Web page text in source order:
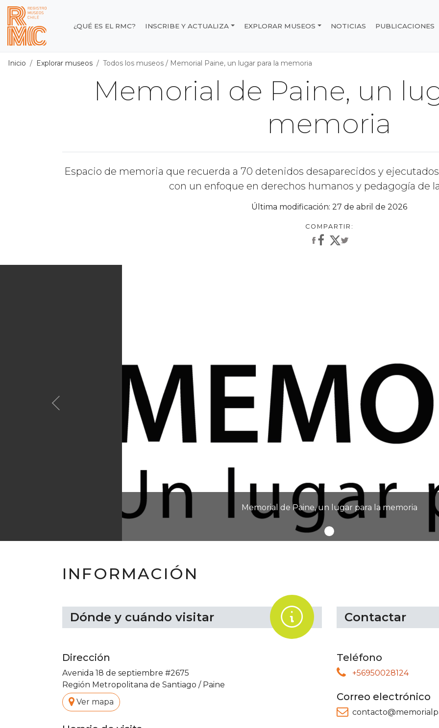
Contenido principal
Registro de Museos de Chile
¿QUÉ ES EL RMC? INSCRIBE Y ACTUALIZA EXPLORAR MUSEOS NOTICIAS PUBLICACIONES
Inicio Explorar museos Todos los museos / Memorial Paine, un lugar para la memoria
Memorial de Paine, un
memoria
Espacio de memoria que recuerda a 70 detenidos desaparecidos y
con un enfoque en derechos humanos y pedagogía de
Última modificación: 27 de abril de 2026
Memorial de Paine, un lugar para la memoria
Anterior
INFORMACIÓN
Dónde y cuándo visitar .
Dirección
Avenida 18 de septiembre #2675
Región Metropolitana de Santiago / Paine
. Ver mapa
Contactar
Teléfono
+56950028124
Correo electrónico